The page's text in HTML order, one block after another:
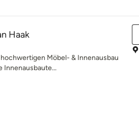
Haak
Möbel- & Innenausbau
Innenausbaute...